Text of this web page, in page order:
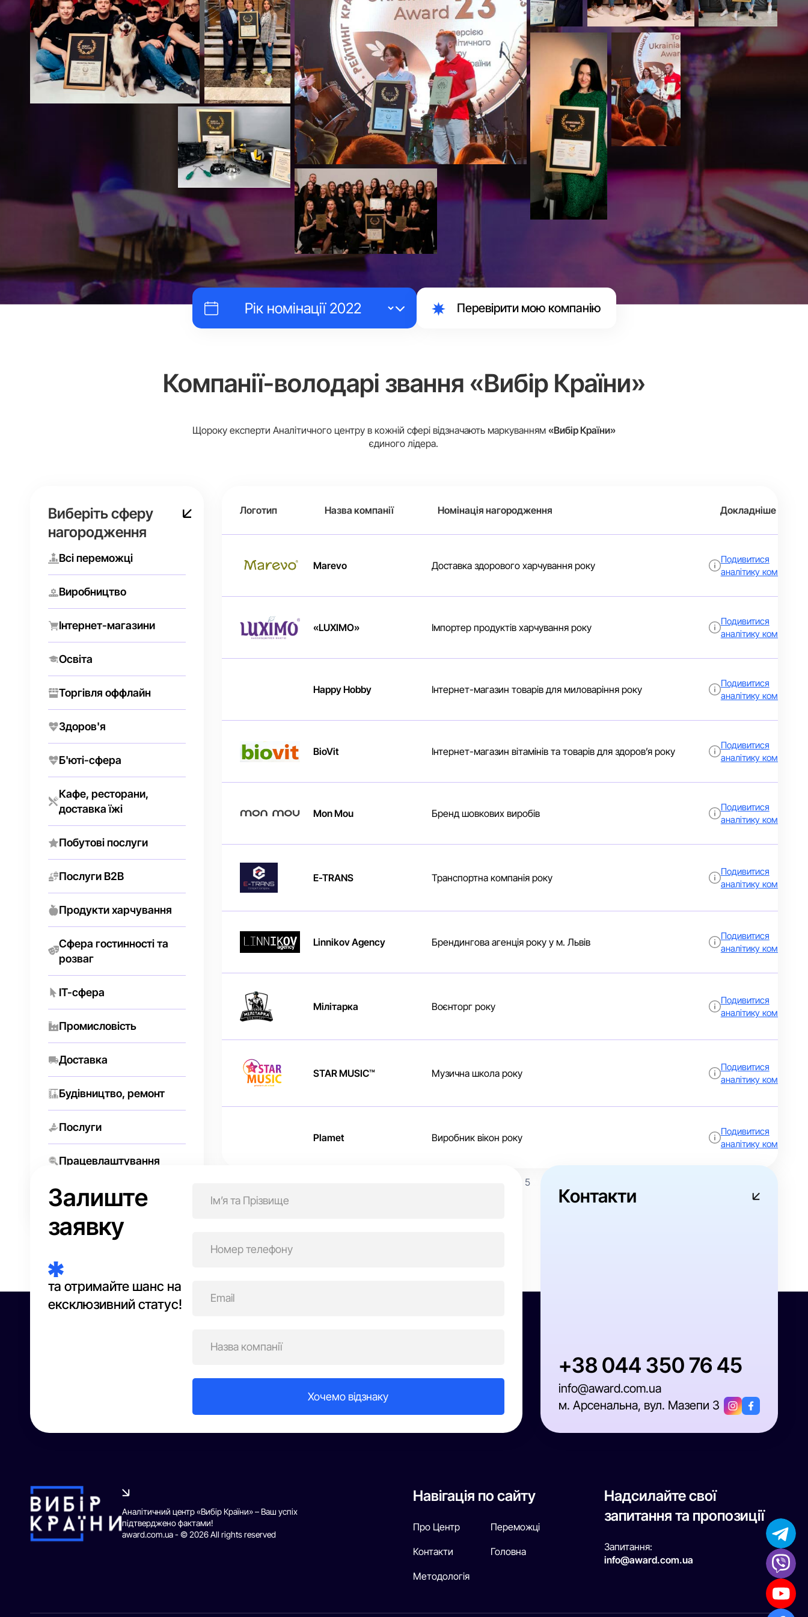
Перевірити мою компанію
Компанії-володарі звання «Вибір Країни»
Щороку експерти Аналітичного центру в кожній сфері відзначають маркуванням «Вибір Країни»
єдиного лідера.
Виберіть сферу
нагородження
Всі переможці
Виробництво
Інтернет-магазини
Освіта
Торгівля оффлайн
Здоров'я
Б'юті-сфера
Кафе, ресторани,
доставка їжі
Побутові послуги
Послуги В2В
Продукти харчування
Сфера гостинності та
розваг
IT-сфера
Промисловість
Доставка
Будівництво, ремонт
Послуги
Працевлаштування
Торгівля онлайн
Логотип Назва компанії Номінація нагородження Докладніше
Marevo Доставка здорового харчування року
Подивитися
аналітику компанії
«LUXIMO» Імпортер продуктів харчування року
Подивитися
аналітику компанії
Happy Hobby Інтернет-магазин товарів для миловаріння року
Подивитися
аналітику компанії
BioVit Інтернет-магазин вітамінів та товарів для здоров’я року
Подивитися
аналітику компанії
Mon Mou Бренд шовкових виробів
Подивитися
аналітику компанії
E-TRANS Транспортна компанія року
Подивитися
аналітику компанії
Linnikov Agency Брендингова агенція року у м. Львів
Подивитися
аналітику компанії
Мілітарка Воєнторг року
Подивитися
аналітику компанії
STAR MUSIC™ Музична школа року
Подивитися
аналітику компанії
Plamet Виробник вікон року
Подивитися
аналітику компанії
5
Залиште
заявку
та отримайте шанс на
ексклюзивний статус!
Контакти
+38 044 350 76 45
info@award.com.ua
м. Арсенальна, вул. Мазепи 3
Аналітичний центр «Вибір Країни» – Ваш успіх
підтверджено фактами!
award.com.ua - © 2026 All rights reserved
Навігація по сайту
Про Центр
Контакти
Методологія
Переможці
Головна
Надсилайте свої
запитання та пропозиції
Запитання:
info@award.com.ua